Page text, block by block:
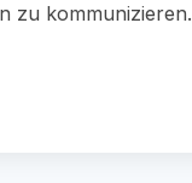
zu kommunizieren.